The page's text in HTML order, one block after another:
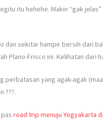
itu hehehe. Makin “gak
dan sekitar hampir bersih dari
Plano-Frisco ini. Kelihatan dari
perbatasan yang agak-agak
???.
road trip menuju Yogyakarta